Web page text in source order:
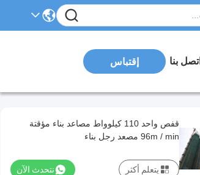
اتصل بنا إقتباس
قفص واحد 110 كيلوواط مصاعد بناء مؤقتة
96m / min مصعد رجل بناء
نتحدث الآن يتعلم أكثر